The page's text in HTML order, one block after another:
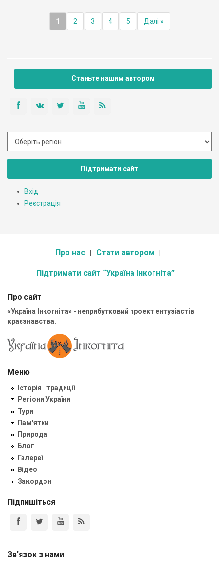
1 2 3 4 5 Далі »
Станьте нашим автором
Підтримати сайт
Вхід
Реєстрація
Про нас Стати автором
Підтримати сайт “Україна Інкогніта”
Про сайт
«Україна Інкогніта» - неприбутковий проект ентузіастів
краєзнавства.
Меню
Історія і традиції
Регіони України
Тури
Пам'ятки
Природа
Блог
Галереї
Відео
Закордон
Підпишіться
Зв'язок з нами